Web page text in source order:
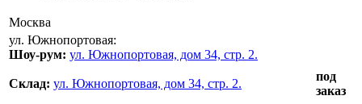
Москва
ул. Южнопортовая:
Шоу-рум: ул. Южнопортовая, дом 34, стр. 2.
Склад: ул. Южнопортовая, дом 34, стр. 2.
под
заказ